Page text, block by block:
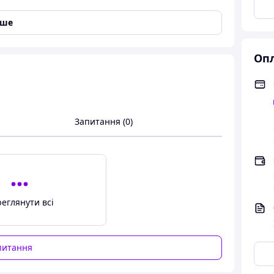
Потрібний дизайн вказуйте в коментарі до
Запитання (0)
всі